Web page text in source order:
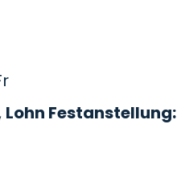
Lohn Festanstellung: